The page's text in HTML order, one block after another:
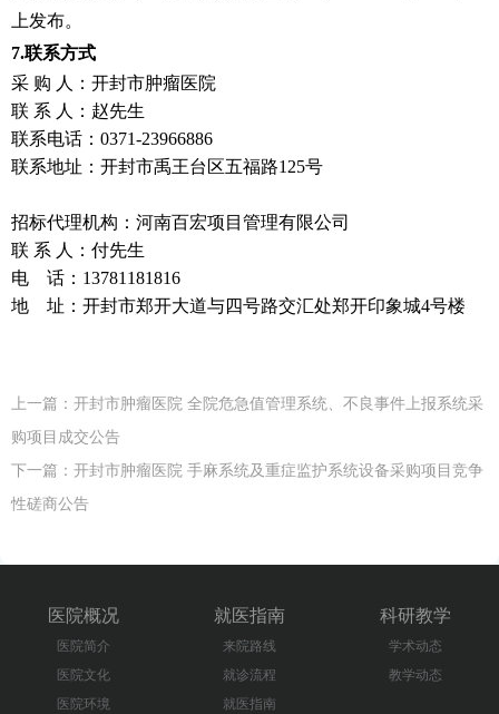
上发布。
7.联系方式
采 购 人：开封市肿瘤医院
联 系 人：赵先生
联系电话： 0371-23966886
联系地址：开封市禹王台区五福路125号
招标代理机构：河南百宏项目管理有限公司
联 系 人： 付先生
电
话： 13781181816
地
址：开封市郑开大道与四号路交汇处郑开印象城4号楼
上一篇： 开封市肿瘤医院 ​全院危急值管理系统、不良事件上报系统采
购项目成交公告
下一篇： 开封市肿瘤医院 ​手麻系统及重症监护系统设备采购项目竞争
性磋商公告
医院概况
医院简介
医院文化
医院环境
就医指南
来院路线
就诊流程
就医指南
科研教学
学术动态
教学动态